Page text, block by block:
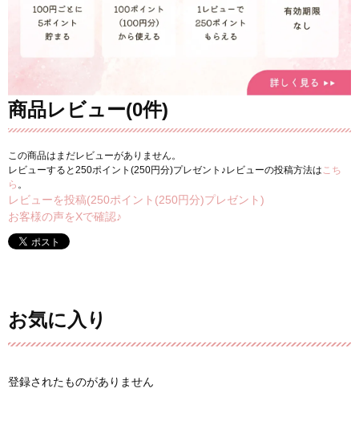
商品レビュー(0件)
この商品はまだレビューがありません。
レビューすると250ポイント(250円分)プレゼント♪レビューの投稿方法は こち
ら 。
レビューを投稿(250ポイント(250円分)プレゼント)
お客様の声をXで確認♪
お気に入り
登録されたものがありません